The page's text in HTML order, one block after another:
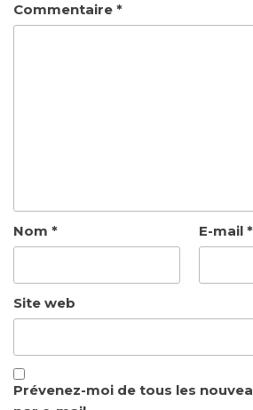
Commentaire *
Nom * E-mail *
Site web
Prévenez-moi de tous les